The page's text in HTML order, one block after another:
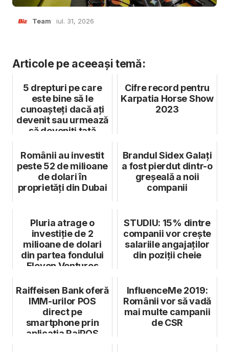
Team iul. 31, 2026
Articole pe aceeași temă:
5 drepturi pe care
este bine să le
cunoașteți dacă ați
devenit sau urmează
să deveniți tată
Cifre record pentru
Karpatia Horse Show
2023
Românii au investit
peste 52 de milioane
de dolari în
proprietăți din Dubai
Brandul Sidex Galați
a fost pierdut dintr-o
greșeală a noii
companii
Pluria atrage o
investiție de 2
milioane de dolari
din partea fondului
Eleven Ventures
STUDIU: 15% dintre
companii vor crește
salariile angajaților
din poziții cheie
Raiffeisen Bank oferă
IMM-urilor POS
direct pe
smartphone prin
aplicația RaiPOS
InfluenceMe 2019:
Românii vor să vadă
mai multe campanii
de CSR